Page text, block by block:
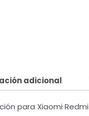
adicional
para Xiaomi